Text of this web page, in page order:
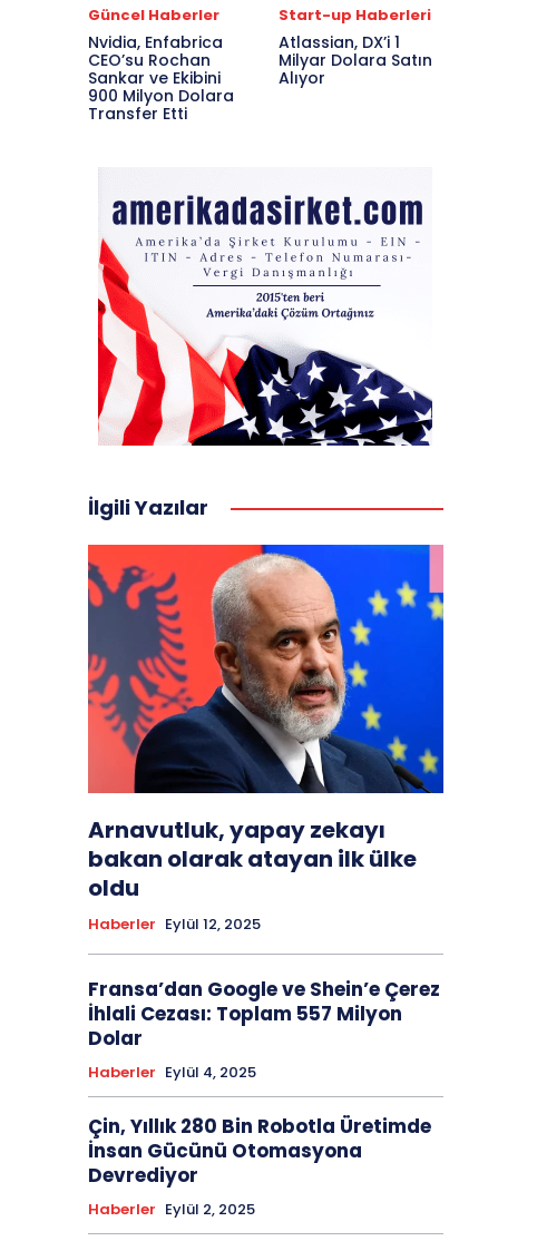
Güncel Haberler
Nvidia, Enfabrica
CEO’su Rochan
Sankar ve Ekibini
900 Milyon Dolara
Transfer Etti
Start-up Haberleri
Atlassian, DX’i 1
Milyar Dolara Satın
Alıyor
İlgili Yazılar
Arnavutluk, yapay zekayı
bakan olarak atayan ilk ülke
oldu
Haberler Eylül 12, 2025
Fransa’dan Google ve Shein’e Çerez
İhlali Cezası: Toplam 557 Milyon
Dolar
Haberler Eylül 4, 2025
Çin, Yıllık 280 Bin Robotla Üretimde
İnsan Gücünü Otomasyona
Devrediyor
Haberler Eylül 2, 2025